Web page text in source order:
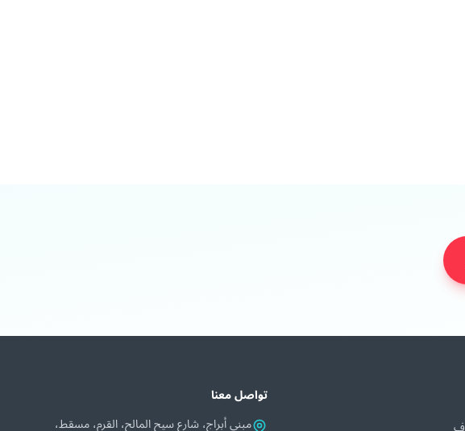
تواصل معنا
مبنى أبراج، شارع سيح المالح، القرم، مسقط،